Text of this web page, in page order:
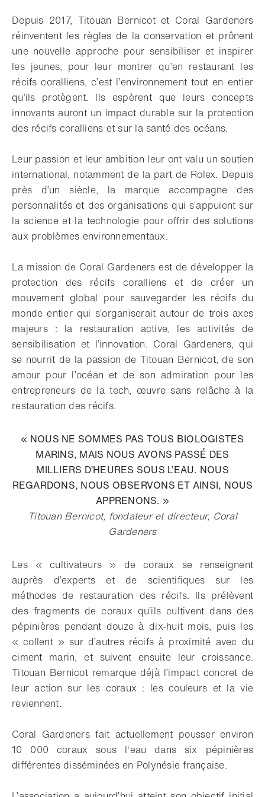
Depuis 2017, Titouan Bernicot et Coral Gardeners
réinventent les règles de la conservation et prônent
une nouvelle approche pour sensibiliser et inspirer
les jeunes, pour leur montrer qu’en restaurant les
récifs coralliens, c’est l’environnement tout en entier
qu’ils protègent. Ils espèrent que leurs concepts
innovants auront un impact durable sur la protection
des récifs coralliens et sur la santé des océans.
Leur passion et leur ambition leur ont valu un soutien
international, notamment de la part de Rolex. Depuis
près d’un siècle, la marque accompagne des
personnalités et des organisations qui s’appuient sur
la science et la technologie pour offrir des solutions
aux problèmes environnementaux.
La mission de Coral Gardeners est de développer la
protection des récifs coralliens et de créer un
mouvement global pour sauvegarder les récifs du
monde entier qui s’organiserait autour de trois axes
majeurs : la restauration active, les activités de
sensibilisation et l’innovation. Coral Gardeners, qui
se nourrit de la passion de Titouan Bernicot, de son
amour pour l’océan et de son admiration pour les
entrepreneurs de la tech, œuvre sans relâche à la
restauration des récifs.
« NOUS NE SOMMES PAS TOUS BIOLOGISTES
MARINS, MAIS NOUS AVONS PASSÉ DES
MILLIERS D’HEURES SOUS L’EAU. NOUS
REGARDONS, NOUS OBSERVONS ET AINSI, NOUS
APPRENONS. »
Titouan Bernicot, fondateur et directeur, Coral
Gardeners
Les « cultivateurs » de coraux se renseignent
auprès d’experts et de scientifiques sur les
méthodes de restauration des récifs. Ils prélèvent
des fragments de coraux qu’ils cultivent dans des
pépinières pendant douze à dix‑huit mois, puis les
« collent » sur d’autres récifs à proximité avec du
ciment marin, et suivent ensuite leur croissance.
Titouan Bernicot remarque déjà l’impact concret de
leur action sur les coraux : les couleurs et la vie
reviennent.
Coral Gardeners fait actuellement pousser environ
10 000 coraux sous l'eau dans six pépinières
différentes disséminées en Polynésie française.